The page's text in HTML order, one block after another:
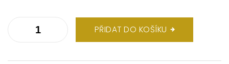
PŘIDAT DO KOŠÍKU